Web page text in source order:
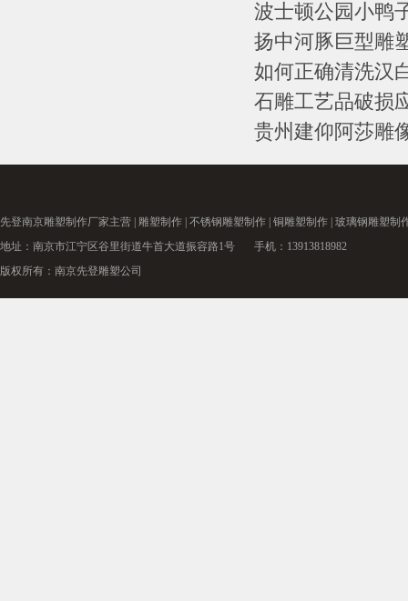
波士顿公园小鸭
扬中河豚巨型雕
如何正确清洗汉
石雕工艺品破损
贵州建仰阿莎雕
先登南京雕塑制作厂家主营 | 雕塑制作 不锈钢雕塑制作 铜雕塑制作 玻璃钢雕塑制
地址：南京市江宁区谷里街道牛首大道振容路1号 手机：13913818982
版权所有：南京先登雕塑公司